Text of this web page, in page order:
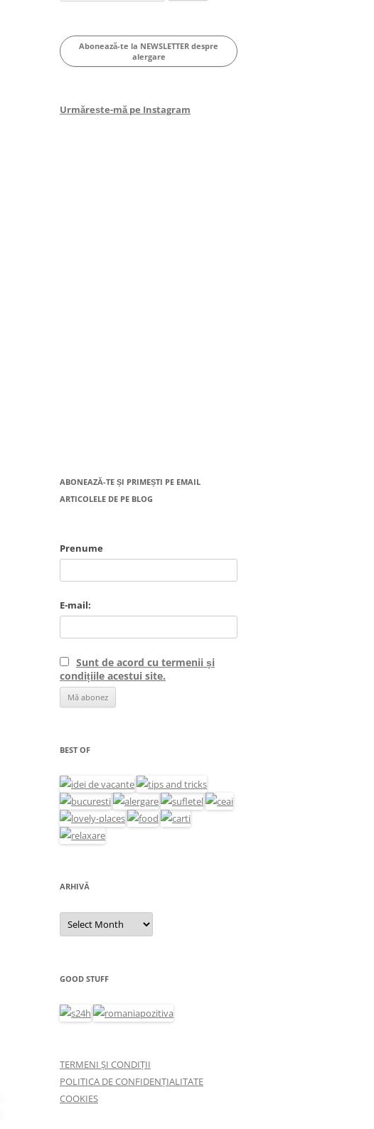
for:
Abonează-te la NEWSLETTER despre
alergare
Urmărește-mă pe Instagram
ABONEAZĂ-TE ȘI PRIMEȘTI PE EMAIL
ARTICOLELE DE PE BLOG
Prenume
E-mail:
Sunt de acord cu termenii și
condițiile acestui site.
BEST OF
ARHIVĂ
Arhivă
GOOD STUFF
TERMENI ȘI CONDIȚII
POLITICA DE CONFIDENȚIALITATE
COOKIES